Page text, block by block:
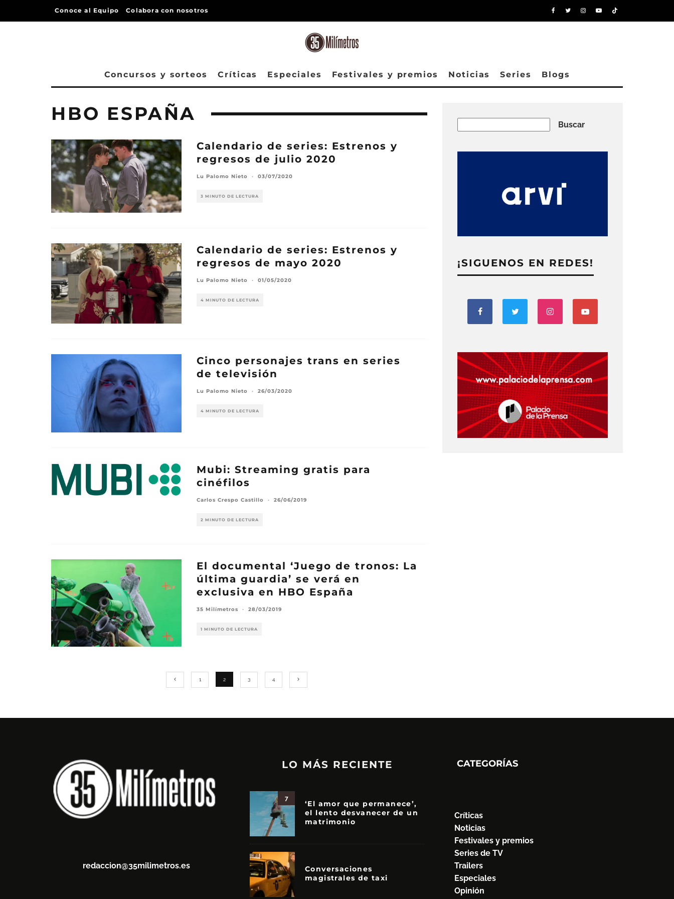
Conoce al Equipo Colabora con nosotros
Concursos y sorteos Críticas Especiales Festivales y premios Noticias Series Blogs
HBO ESPAÑA
Calendario de series: Estrenos y
regresos de julio 2020
Lu Palomo Nieto · 03/07/2020
3 MINUTO DE LECTURA
Calendario de series: Estrenos y
regresos de mayo 2020
Lu Palomo Nieto · 01/05/2020
4 MINUTO DE LECTURA
Cinco personajes trans en series
de televisión
Lu Palomo Nieto · 26/03/2020
4 MINUTO DE LECTURA
Mubi: Streaming gratis para
cinéfilos
Carlos Crespo Castillo · 26/06/2019
2 MINUTO DE LECTURA
El documental ‘Juego de tronos: La
última guardia’ se verá en
exclusiva en HBO España
35 Milímetros · 28/03/2019
1 MINUTO DE LECTURA
1 2 3 4
Buscar
¡SIGUENOS EN REDES!
redaccion@35milimetros.es
LO MÁS RECIENTE
7
‘El amor que permanece’,
el lento desvanecer de un
matrimonio
Conversaciones
magistrales de taxi
CATEGORÍAS
Críticas
Noticias
Festivales y premios
Series de TV
Trailers
Especiales
Opinión